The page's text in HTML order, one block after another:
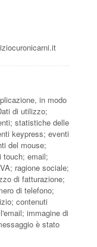
in modo
di utilizzo;
statistiche delle
keypress; eventi
del mouse;
touch; email;
ragione sociale;
di fatturazione;
di telefono;
contenuti
immagine di
è stato